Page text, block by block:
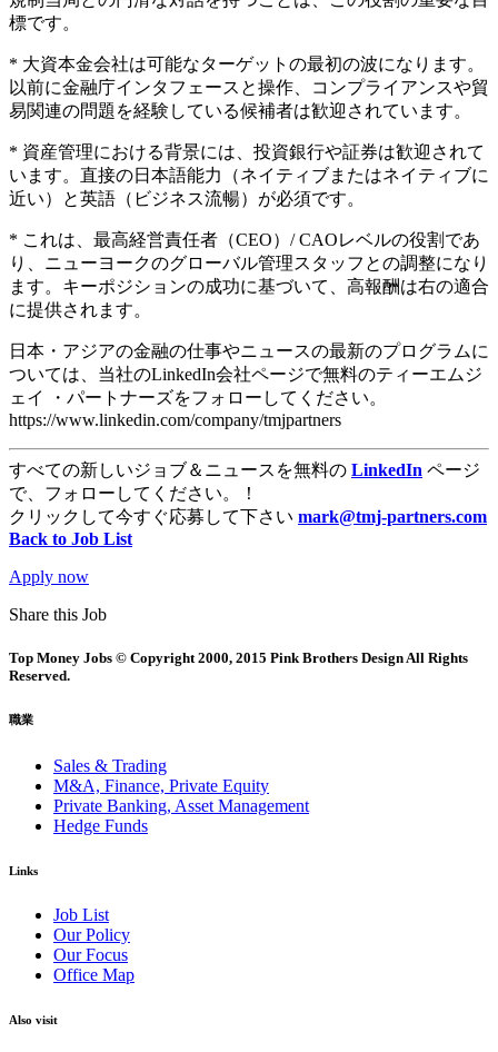
標です。
* 大資本金会社は可能なターゲットの最初の波になります。
以前に金融庁インタフェースと操作、コンプライアンスや貿
易関連の問題を経験している候補者は歓迎されています。
* 資産管理における背景には、投資銀行や証券は歓迎されて
います。直接の日本語能力（ネイティブまたはネイティブに
近い）と英語（ビジネス流暢）が必須です。
* これは、最高経営責任者（CEO）/ CAOレベルの役割であ
り、ニューヨークのグローバル管理スタッフとの調整になり
ます。キーポジションの成功に基づいて、高報酬は右の適合
に提供されます。
日本・アジアの金融の仕事やニュースの最新のプログラムに
ついては、当社のLinkedIn会社ページで無料のティーエムジ
ェイ ・パートナーズをフォローしてください。
https://www.linkedin.com/company/tmjpartners
すべての新しいジョブ＆ニュースを無料の LinkedIn ページ
で、フォローしてください。！
クリックして今すぐ応募して下さい mark@tmj-partners.com
Back to Job List
Apply now
Share this Job
Top Money Jobs © Copyright 2000, 2015 Pink Brothers Design All Rights
Reserved.
職業
Sales & Trading
M&A, Finance, Private Equity
Private Banking, Asset Management
Hedge Funds
Links
Job List
Our Policy
Our Focus
Office Map
Also visit